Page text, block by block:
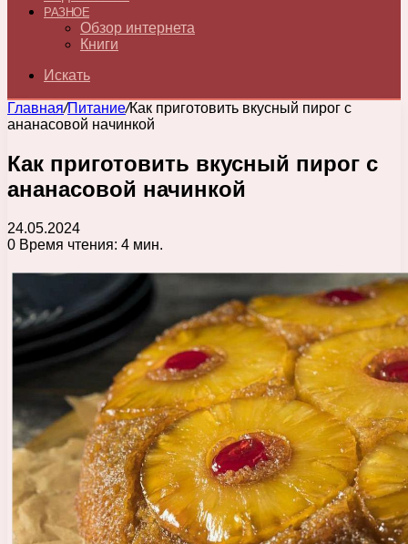
РАЗНОЕ
Обзор интернета
Книги
Искать
Главная/Питание/Как приготовить вкусный пирог с
ананасовой начинкой
Как приготовить вкусный пирог с
ананасовой начинкой
24.05.2024
0 Время чтения: 4 мин.